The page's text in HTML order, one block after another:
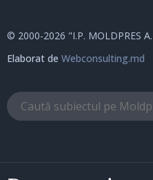
© 2000-2026 "I.P. MOLDPRES
Elaborat de Webconsulting.md